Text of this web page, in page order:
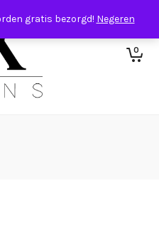
gratis bezorgd! Negeren
0